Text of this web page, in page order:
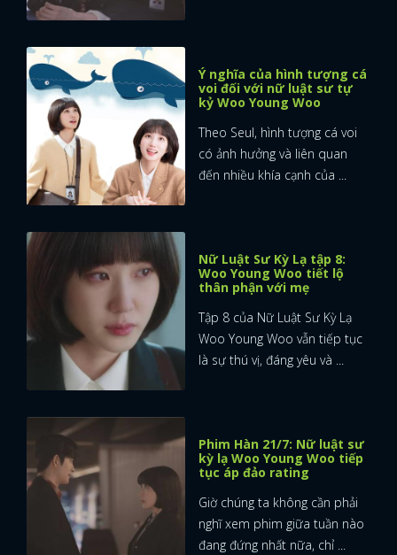
Ý nghĩa của hình tượng cá
voi đối với nữ luật sư tự
kỷ Woo Young Woo
Theo Seul, hình tượng cá voi
có ảnh hưởng và liên quan
đến nhiều khía cạnh của ...
Nữ Luật Sư Kỳ Lạ tập 8:
Woo Young Woo tiết lộ
thân phận với mẹ
Tập 8 của Nữ Luật Sư Kỳ Lạ
Woo Young Woo vẫn tiếp tục
là sự thú vị, đáng yêu và ...
Phim Hàn 21/7: Nữ luật sư
kỳ lạ Woo Young Woo tiếp
tục áp đảo rating
Giờ chúng ta không cần phải
nghĩ xem phim giữa tuần nào
đang đứng nhất nữa, chỉ ...